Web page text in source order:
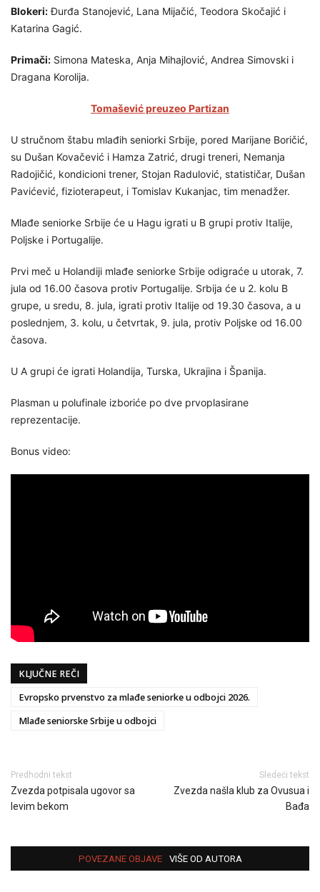
Blokeri:Đurđa Stanojević, Lana Mijačić, Teodora Skočajić i
Katarina Gagić.
Primači: Simona Mateska, Anja Mihajlović, Andrea Simovski i
Dragana Korolija.
Tomašević preuzeo Partizan
U stručnom štabu mlađih seniorki Srbije, pored Marijane Boričić,
su Dušan Kovačević i Hamza Zatrić, drugi treneri, Nemanja
Radojičić, kondicioni trener, Stojan Radulović, statističar, Dušan
Pavićević, fizioterapeut, i Tomislav Kukanjac, tim menadžer.
Mlađe seniorke Srbije će u Hagu igrati u B grupi protiv Italije,
Poljske i Portugalije.
Prvi meč u Holandiji mlađe seniorke Srbije odigraće u utorak, 7.
jula od 16.00 časova protiv Portugalije. Srbija će u 2. kolu B
grupe, u sredu, 8. jula, igrati protiv Italije od 19.30 časova, a u
poslednjem, 3. kolu, u četvrtak, 9. jula, protiv Poljske od 16.00
časova.
U A grupi će igrati Holandija, Turska, Ukrajina i Španija.
Plasman u polufinale izboriće po dve prvoplasirane
reprezentacije.
Bonus video:
KLJUČNE REČI
Evropsko prvenstvo za mlađe seniorke u odbojci 2026.
Mlađe seniorske Srbije u odbojci
Predhodni tekst
Zvezda potpisala ugovor sa
levim bekom
Sledeći tekst
Zvezda našla klub za Ovusua i
Bađa
POVEZANE OBJAVE VIŠE OD AUTORA